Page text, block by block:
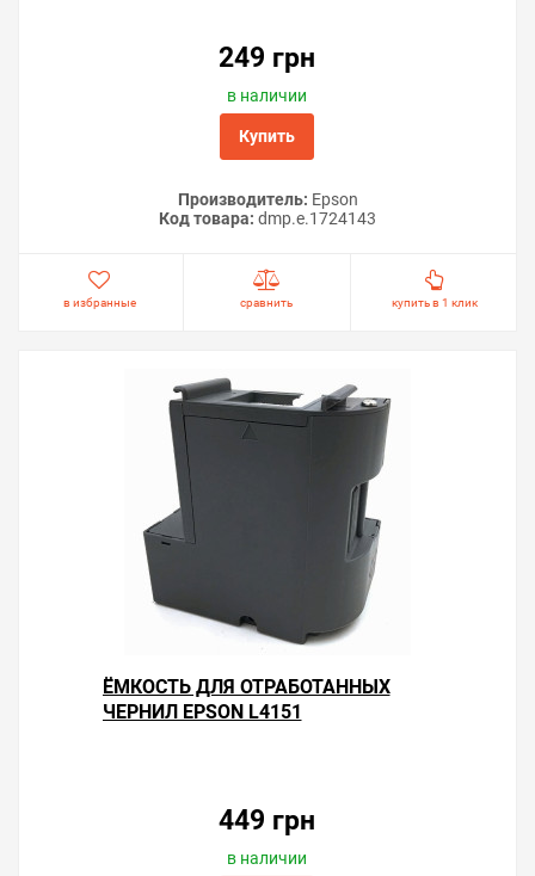
249 грн
в наличии
Купить
Производитель: Epson
Код товара: dmp.e.1724143
в избранные сравнить купить в 1 клик
ЁМКОСТЬ ДЛЯ ОТРАБОТАННЫХ
ЧЕРНИЛ EPSON L4151
449 грн
в наличии